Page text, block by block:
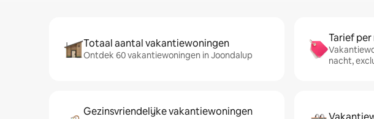
Totaal aantal vakantiewoningen
Ontdek 60 vakantiewoningen in Joondalup
Tarief
nacht,
Gezinsvriendelijke vakantiewoningen